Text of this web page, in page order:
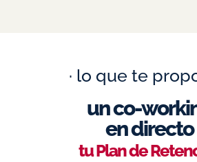
· lo que te
un co-
en directo
tu Plan de